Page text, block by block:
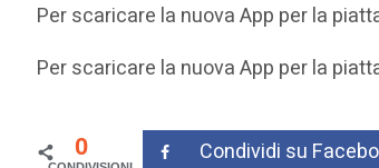
Per scaricare la nuova App per la
Per scaricare la nuova App per la
0 Condividi su